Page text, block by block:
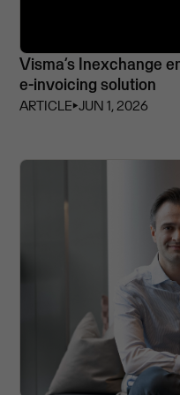
Visma’s Inexchange
e-invoicing solution
ARTICLE⏵JUN 1, 2026